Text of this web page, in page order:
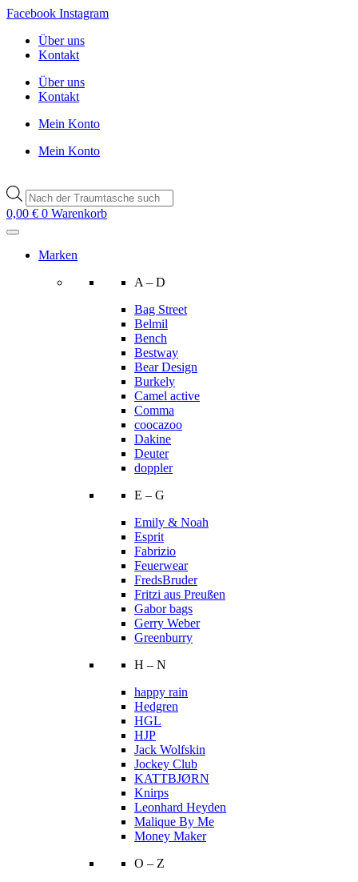
Zum
wechseln
Facebook Instagram
Über uns
Kontakt
Über uns
Kontakt
Mein Konto
Mein Konto
Products
search
0,00 € 0 Warenkorb
Marken
A – D
Bag Street
Belmil
Bench
Bestway
Bear Design
Burkely
Camel active
Comma
coocazoo
Dakine
Deuter
doppler
E – G
Emily & Noah
Esprit
Fabrizio
Feuerwear
FredsBruder
Fritzi aus Preußen
Gabor bags
Gerry Weber
Greenburry
H – N
happy rain
Hedgren
HGL
HJP
Jack Wolfskin
Jockey Club
KATTBJØRN
Knirps
Leonhard Heyden
Malique By Me
Money Maker
O – Z